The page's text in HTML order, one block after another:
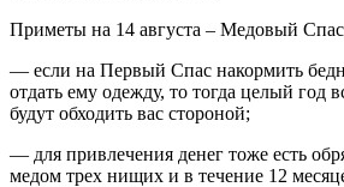
Приметы на 14 августа – Медовый
— если на Первый Спас накормить
отдать ему одежду, то тогда целый год
будут обходить вас стороной;
— для привлечения денег тоже есть
медом трех нищих и в течение 12